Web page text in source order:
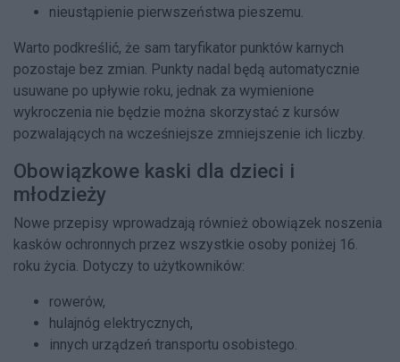
nieustąpienie pierwszeństwa pieszemu.
Warto podkreślić, że sam taryfikator punktów karnych
pozostaje bez zmian. Punkty nadal będą automatycznie
usuwane po upływie roku, jednak za wymienione
wykroczenia nie będzie można skorzystać z kursów
pozwalających na wcześniejsze zmniejszenie ich liczby.
Obowiązkowe kaski dla dzieci i
młodzieży
Nowe przepisy wprowadzają również obowiązek noszenia
kasków ochronnych przez wszystkie osoby poniżej 16.
roku życia. Dotyczy to użytkowników:
rowerów,
hulajnóg elektrycznych,
innych urządzeń transportu osobistego.